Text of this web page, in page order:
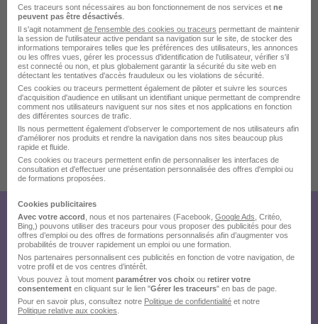
2 de plus
Kérolzec
29600 Saint-Martin-des-Champs
Localiser le poste
Publiée le 03/08/2026 - Réf : 719fe168-92c3-471b-aa43-
6aecd88c3390
Créez votre compte Hellowork et
envoyez votre candidature !
Ces traceurs sont nécessaires au bon fonctionnement de nos services et ne
peuvent pas être désactivés
Il s'agit notamment de l'ensemble des cookies ou traceurs permettant de maintenir
la session de l'utilisateur active pendant sa navigation sur le site, de stocker des
informations temporaires telles que les préférences des utilisateurs, les annonces
ou les offres vues, gérer les processus d'identification de l'utilisateur, vérifier s'il
est connecté ou non, et plus globalement garantir la sécurité du site web en
détectant les tentatives d'accès frauduleux ou les violations de sécurité.
Ces cookies ou traceurs permettent également de piloter et suivre les sources
d'acquisition d'audience en utilisant un identifiant unique permettant de comprendre
comment nos utilisateurs naviguent sur nos sites et nos applications en fonction
des différentes sources de trafic.
Ils nous permettent également d’observer le comportement de nos utilisateurs afin
d'améliorer nos produits et rendre la navigation dans nos sites beaucoup plus
rapide et fluide.
Ces cookies ou traceurs permettent enfin de personnaliser les interfaces de
consultation et d'effectuer une présentation personnalisée des offres d'emploi ou
de formations proposées.
Cookies publicitaires
Avec votre accord , nous et nos partenaires (Facebook, Google Ads , Critéo,
Bing,) pouvons utiliser des traceurs pour vous proposer des publicités pour des
offres d’emploi ou des offres de formations personnalisés afin d’augmenter vos
probabilités de trouver rapidement un emploi ou une formation.
Nos partenaires personnalisent ces publicités en fonction de votre navigation, de
votre profil et de vos centres d’intérêt.
Vous pouvez à tout moment paramétrer vos choix ou retirer votre
consentement en cliquant sur le lien "Gérer les traceurs" en bas de page.
Pour en savoir plus, consultez notre Politique de confidentialité et notre
Politique relative aux cookies